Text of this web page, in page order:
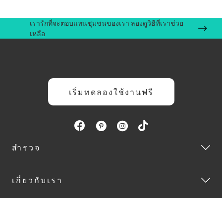
เรารักที่จะตอบแทนชุมชนของเรา ลองดูวิธีที่เราช่วย
เหลือ
เริ่มทดลองใช้งานฟรี
สำรวจ
เกี่ยวกับเรา